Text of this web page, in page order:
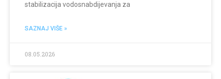
stabilizacija vodosnabdijevanja za
SAZNAJ VIŠE »
08.05.2026